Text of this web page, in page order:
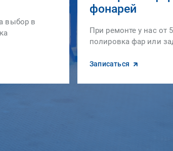
выбор в
фонарей
При ремонте у нас от
полировка фар или
Записаться